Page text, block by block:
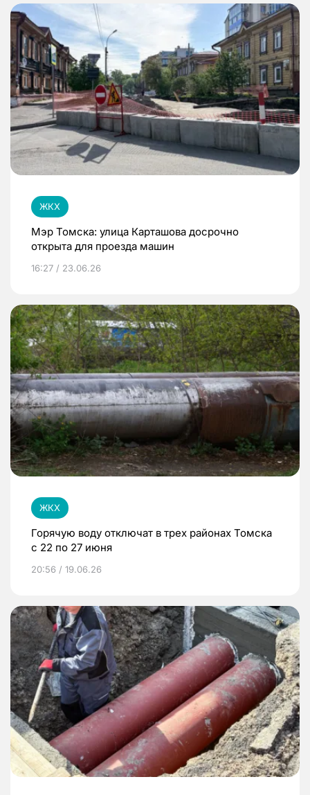
ЖКХ
Мэр Томска: улица Карташова досрочно
открыта для проезда машин
16:27 / 23.06.26
ЖКХ
Горячую воду отключат в трех районах Томска
с 22 по 27 июня
20:56 / 19.06.26